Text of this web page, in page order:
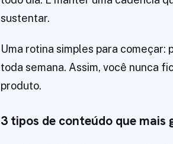
sustentar.
Uma rotina simples para
toda semana. Assim, você nunca
produto.
3 tipos de conteúdo que mais